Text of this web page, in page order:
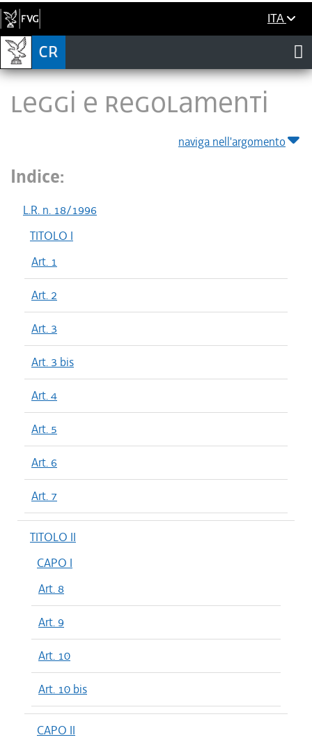
ITA
LEGGI E REGOLAMENTI
naviga nell'argomento
Indice:
L.R. n. 18/1996
TITOLO I
Art. 1
Art. 2
Art. 3
Art. 3 bis
Art. 4
Art. 5
Art. 6
Art. 7
TITOLO II
CAPO I
Art. 8
Art. 9
Art. 10
Art. 10 bis
CAPO II